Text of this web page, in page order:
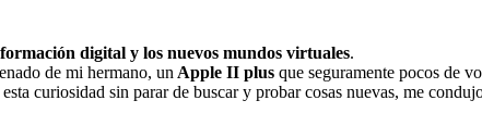
digital y los nuevos mundos virtuales.
de mi hermano, un Apple II plus que seguramente pocos de
esta curiosidad sin parar de buscar y probar cosas nuevas, me